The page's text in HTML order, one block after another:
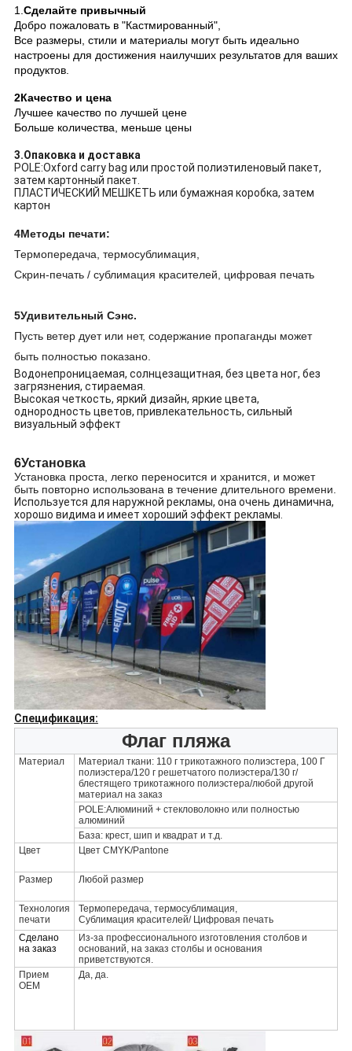
1.Сделайте привычный
Добро пожаловать в "Кастмированный",
Все размеры, стили и материалы могут быть идеально
настроены для достижения наилучших результатов для ваших
продуктов.
2Качество и цена
Лучшее качество по лучшей цене
Больше количества, меньше цены
3.Опаковка и доставка
POLE:Oxford carry bag или простой полиэтиленовый пакет,
затем картонный пакет.
ПЛАСТИЧЕСКИЙ МЕШКЕТЬ или бумажная коробка, затем
картон
4Методы печати:
Термопередача, термосублимация,
Скрин-печать / сублимация красителей, цифровая печать
5Удивительный Сэнс.
Пусть ветер дует или нет, содержание пропаганды может
быть полностью показано.
Водонепроницаемая, солнцезащитная, без цвета ног, без
загрязнения, стираемая.
Высокая четкость, яркий дизайн, яркие цвета,
однородность цветов, привлекательность, сильный
визуальный эффект
6Установка
Установка проста, легко переносится и хранится, и может
быть повторно использована в течение длительного времени.
Используется для наружной рекламы, она очень динамична,
хорошо видима и имеет хороший эффект рекламы.
Спецификация:
Флаг пляжа
Материал
Материал ткани: 110 г трикотажного полиэстера, 100 Г
полиэстера/120 г решетчатого полиэстера/130 г/
блестящего трикотажного полиэстера/любой другой
материал на заказ
POLE:Алюминий + стекловолокно или полностью
алюминий
База: крест, шип и квадрат и т.д.
Цвет
Цвет CMYK/Pantone
Размер Любой размер
Технология
печати
Термопередача, термосублимация,
Сублимация красителей/ Цифровая печать
Сделано
на заказ
Из-за профессионального изготовления столбов и
оснований, на заказ столбы и основания
приветствуются.
Прием
OEM
Да, да.